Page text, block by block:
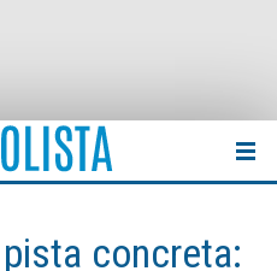
concreta: